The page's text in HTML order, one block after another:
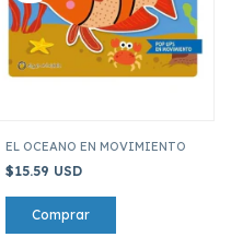
EL OCEANO EN MOVIMIENTO
$15.59 USD